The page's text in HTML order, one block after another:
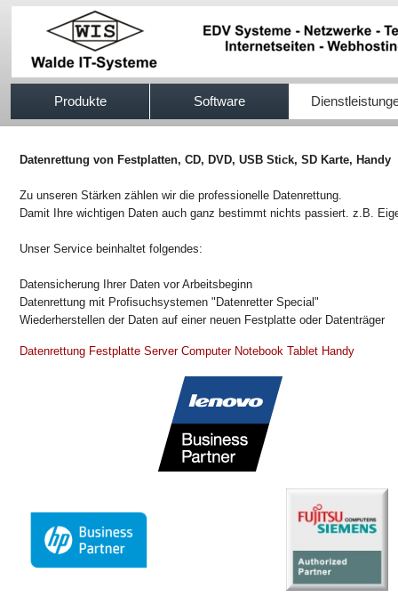
Produkte Software
Datenrettung von Festplatten, CD, DVD, USB Stick, SD Karte, Handy
Zu unseren Stärken zählen wir die professionelle Datenrettung.
Damit Ihre wichtigen Daten auch ganz bestimmt nichts passiert. z.B.
Unser Service beinhaltet folgendes:
Datensicherung Ihrer Daten vor Arbeitsbeginn
Datenrettung mit Profisuchsystemen "Datenretter Special"
Wiederherstellen der Daten auf einer neuen Festplatte oder Datenträger
Datenrettung Festplatte Server Computer Notebook Tablet Handy